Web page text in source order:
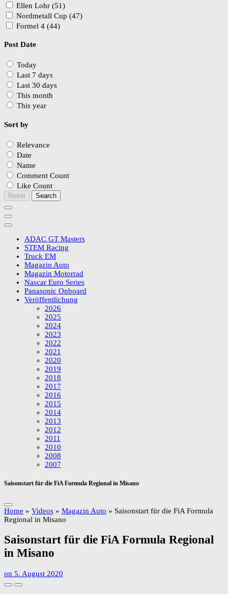
Ellen Lohr (51)
Nordmetall Cup (47)
Formel 4 (44)
Post Date
Today
Last 7 days
Last 30 days
This month
This year
Sort by
Relevance
Date
Name
Comment Count
Like Count
Reset Search
ADAC GT Masters
STEM Racing
Truck EM
Magazin Auto
Magazin Motorrad
Nascar Euro Series
Panasonic Onboard
Veröffentlichung
2026
2025
2024
2023
2022
2021
2020
2019
2018
2017
2016
2015
2014
2013
2012
2011
2010
2008
2007
Saisonstart für die FiA Formula Regional in Misano
Home » Videos » Magazin Auto » Saisonstart für die FiA Formula
Regional in Misano
Saisonstart für die FiA Formula Regional
in Misano
on 5. August 2020